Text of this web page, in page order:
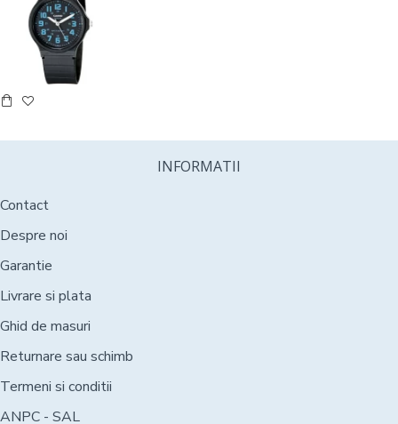
INFORMATII
Contact
Despre noi
Garantie
Livrare si plata
Ghid de masuri
Returnare sau schimb
Termeni si conditii
ANPC - SAL